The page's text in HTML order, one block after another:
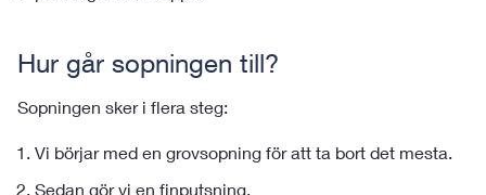
Hur går sopningen till?
Sopningen sker i flera steg:
Vi börjar med en grovsopning för att ta bort det mesta.
Sedan gör vi en finputsning.